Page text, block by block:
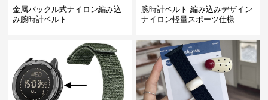
金属バックル式ナイロン編み込
み腕時計ベルト
腕時計ベルト 編み込みデザイン
ナイロン軽量スポーツ仕様